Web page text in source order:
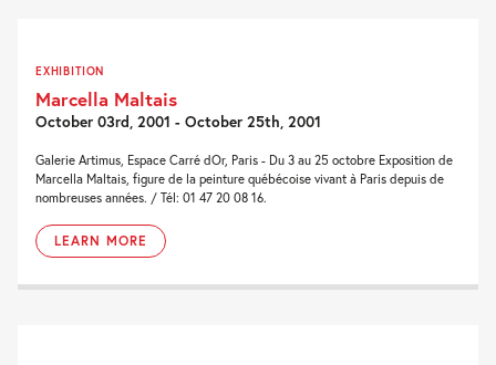
EXHIBITION
Marcella Maltais
October 03rd, 2001 - October 25th, 2001
Galerie Artimus, Espace Carré dOr, Paris - Du 3 au 25 octobre Exposition de
Marcella Maltais, figure de la peinture québécoise vivant à Paris depuis de
nombreuses années. / Tél: 01 47 20 08 16.
LEARN MORE